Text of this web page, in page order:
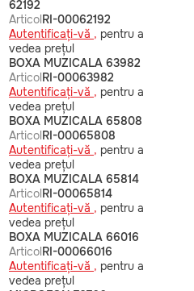
62192
ArticolRI-00062192
Autentificați-vă , pentru a
vedea prețul
BOXA MUZICALA 63982
ArticolRI-00063982
Autentificați-vă , pentru a
vedea prețul
BOXA MUZICALA 65808
ArticolRI-00065808
Autentificați-vă , pentru a
vedea prețul
BOXA MUZICALA 65814
ArticolRI-00065814
Autentificați-vă , pentru a
vedea prețul
BOXA MUZICALA 66016
ArticolRI-00066016
Autentificați-vă , pentru a
vedea prețul